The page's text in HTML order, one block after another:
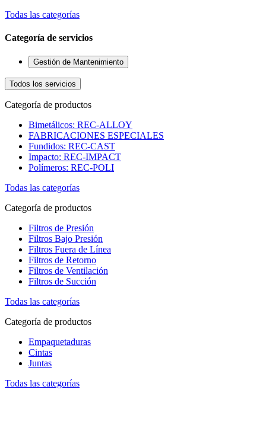
Todas las categorías
Categoría de servicios
Gestión de Mantenimiento
Todos los servicios
Categoría de productos
Bimetálicos: REC-ALLOY
FABRICACIONES ESPECIALES
Fundidos: REC-CAST
Impacto: REC-IMPACT
Polímeros: REC-POLI
Todas las categorías
Categoría de productos
Filtros de Presión
Filtros Bajo Presión
Filtros Fuera de Línea
Filtros de Retorno
Filtros de Ventilación
Filtros de Succión
Todas las categorías
Categoría de productos
Empaquetaduras
Cintas
Juntas
Todas las categorías